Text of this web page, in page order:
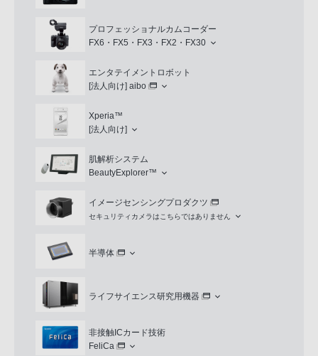
プロフェッショナルカムコーダー
FX6・FX5・FX3・FX2・FX30
エンタテイメントロボット
[法人向け] aibo
Xperia™
[法人向け]
肌解析システム
BeautyExplorer™
イメージセンシングプロダクツ
セキュリティカメラはこちらではありません
半導体
ライフサイエンス研究用機器
非接触ICカード技術
FeliCa